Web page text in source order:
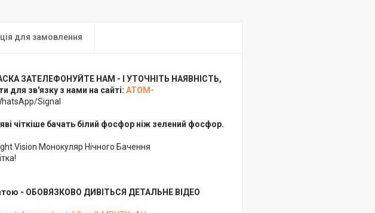
для замовлення
ЗАТЕЛЕФОНУЙТЕ НАМ - І УТОЧНІТЬ НАЯВНІСТЬ,
зв'язку з нами на сайті: ATOM-
Signal
чіткіше бачать білий фосфор ніж зелений фосфор.
Vision Монокуляр Нічного Бачення
- ОБОВЯЗКОВО ДИВІТЬСЯ ДЕТАЛЬНЕ ВІДЕО